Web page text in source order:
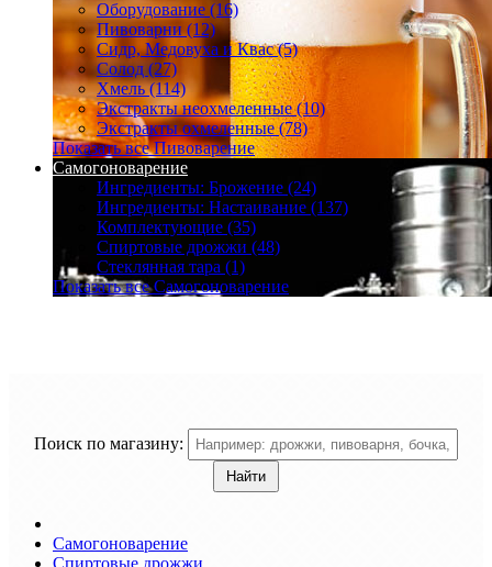
Оборудование (16)
Пивоварни (12)
Сидр, Медовуха и Квас (5)
Солод (27)
Хмель (114)
Экстракты неохмеленные (10)
Экстракты охмеленные (78)
Показать все Пивоварение
Самогоноварение
Ингредиенты: Брожение (24)
Ингредиенты: Настаивание (137)
Комплектующие (35)
Спиртовые дрожжи (48)
Стеклянная тара (1)
Показать все Самогоноварение
Поиск по магазину:
Самогоноварение
Спиртовые дрожжи